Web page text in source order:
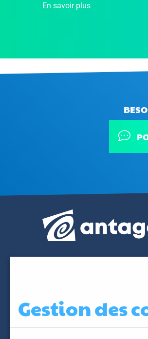
En savoir plus
Gestion des